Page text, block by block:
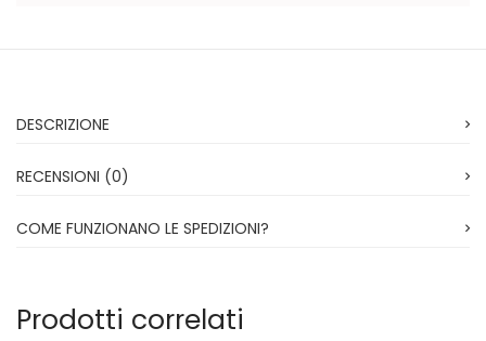
DESCRIZIONE
RECENSIONI (0)
COME FUNZIONANO LE SPEDIZIONI?
Prodotti correlati